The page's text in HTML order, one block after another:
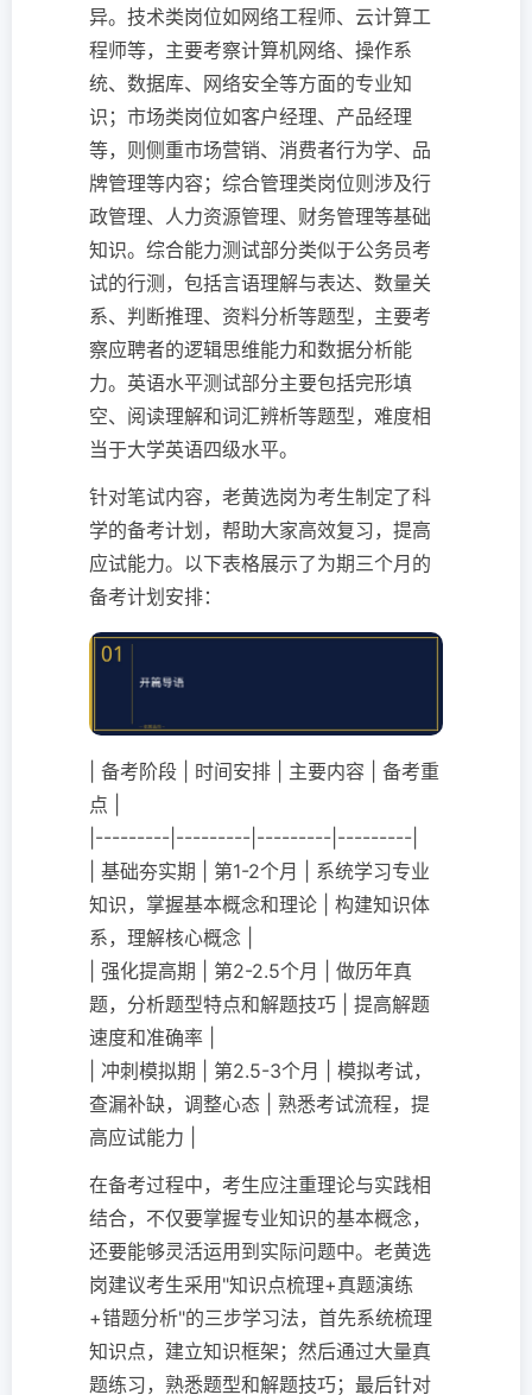
异。技术类岗位如网络工程师、云计算工
程师等，主要考察计算机网络、操作系
统、数据库、网络安全等方面的专业知
识；市场类岗位如客户经理、产品经理
等，则侧重市场营销、消费者行为学、品
牌管理等内容；综合管理类岗位则涉及行
政管理、人力资源管理、财务管理等基础
知识。综合能力测试部分类似于公务员考
试的行测，包括言语理解与表达、数量关
系、判断推理、资料分析等题型，主要考
察应聘者的逻辑思维能力和数据分析能
力。英语水平测试部分主要包括完形填
空、阅读理解和词汇辨析等题型，难度相
当于大学英语四级水平。
针对笔试内容，老黄选岗为考生制定了科
学的备考计划，帮助大家高效复习，提高
应试能力。以下表格展示了为期三个月的
备考计划安排：
| 备考阶段 | 时间安排 | 主要内容 | 备考重
点 |
|---------|---------|---------|---------|
| 基础夯实期 | 第1-2个月 | 系统学习专业
知识，掌握基本概念和理论 | 构建知识体
系，理解核心概念 |
| 强化提高期 | 第2-2.5个月 | 做历年真
题，分析题型特点和解题技巧 | 提高解题
速度和准确率 |
| 冲刺模拟期 | 第2.5-3个月 | 模拟考试，
查漏补缺，调整心态 | 熟悉考试流程，提
高应试能力 |
在备考过程中，考生应注重理论与实践相
结合，不仅要掌握专业知识的基本概念，
还要能够灵活运用到实际问题中。老黄选
岗建议考生采用"知识点梳理+真题演练
+错题分析"的三步学习法，首先系统梳理
知识点，建立知识框架；然后通过大量真
题练习，熟悉题型和解题技巧；最后针对